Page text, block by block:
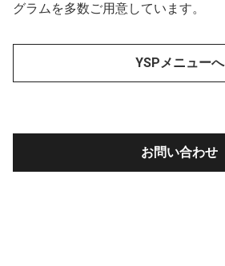
グラムを多数ご用意しています。
YSPメニューへ
お問い合わせ